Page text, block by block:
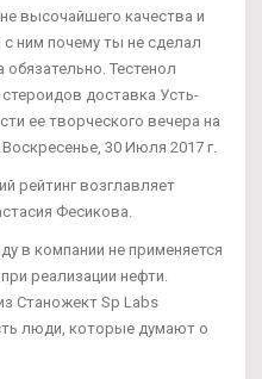
высочайшего качества и
с ним почему ты не сделал
Тестенол
доставка Усть-
ее творческого вечера на
30 Июля 2017 г.
рейтинг возглавляет
Фесикова.
в компании не применяется
реализации нефти.
Станожект Sp Labs
люди, которые думают о